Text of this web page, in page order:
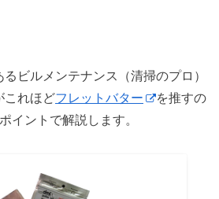
ビルメンテナンス（清掃のプロ）
これほどフレットバター
を推すの
イントで解説します。